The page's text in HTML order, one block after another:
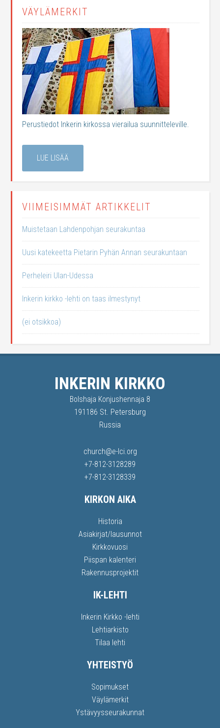
VÄYLÄMERKIT
Perustiedot Inkerin kirkossa vierailua suunnitteleville.
LUE LISÄÄ
VIIMEISIMMÄT ARTIKKELIT
Muistetaan Lahdenpohjan seurakuntaa
Uusi katekeetta Pietarin Pyhän Annan seurakuntaan
Perheleiri Ulan-Udessa
Inkerin kirkko -lehti on taas ilmestynyt
(ei otsikkoa)
INKERIN KIRKKO
Bolshaja Konjushennaja 8
191186 St. Petersburg
Russia
church@e-lci.org
+7-812-3128289
+7-812-3128339
KIRKON AIKA
Historia
Asiakirjat/lausunnot
Kirkkovuosi
Piispan kalenteri
Rakennusprojektit
IK-LEHTI
Inkerin Kirkko -lehti
Lehtiarkisto
Tilaa lehti
YHTEISTYÖ
Sopimukset
Väylämerkit
Ystävyysseurakunnat